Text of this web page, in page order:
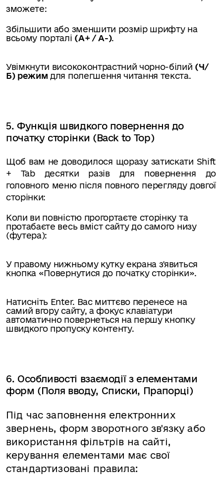
зможете:
Збільшити або зменшити розмір шрифту на
всьому порталі (А+ / А-).
Увімкнути висококонтрастний чорно-білий (Ч/
Б) режим для полегшення читання текста.
5. Функція швидкого повернення до
початку сторінки (Back to Top)
Щоб вам не доводилося щоразу затискати Shift
+ Tab десятки разів для повернення до
головного меню після повного перегляду довгої
сторінки:
Коли ви повністю прогортаєте сторінку та
протабаєте весь вміст сайту до самого низу
(футера):
У правому нижньому кутку екрана з'явиться
кнопка «Повернутися до початку сторінки».
Натисніть Enter. Вас миттєво перенесе на
самий вгору сайту, а фокус клавіатури
автоматично повернеться на першу кнопку
швидкого пропуску контенту.
6. Особливості взаємодії з елементами
форм (Поля вводу, Списки, Прапорці)
Під час заповнення електронних
звернень, форм зворотного зв'язку або
використання фільтрів на сайті,
керування елементами має свої
стандартизовані правила: